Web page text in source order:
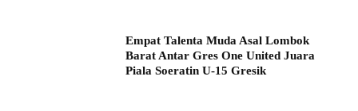
Empat Talenta Muda Asal Lombok
Barat Antar Gres One United Juara
Piala Soeratin U-15 Gresik